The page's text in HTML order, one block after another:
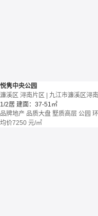
悦隽中央公园
濂溪区 浔南片区 | 九江市濂溪区浔
1/2居 建面：37-51㎡
品牌地产 品质大盘 墅质高层 公园
均价7250 元/㎡